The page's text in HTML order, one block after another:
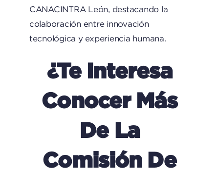
CANACINTRA León, destacando la
colaboración entre innovación
tecnológica y experiencia humana.
¿Te Interesa
Conocer Más
De La
Comisión De